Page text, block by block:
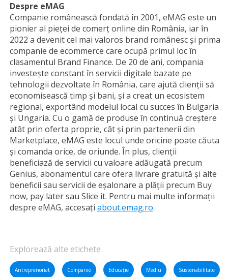
Despre eMAG
Companie românească fondată în 2001, eMAG este un
pionier al pieței de comerț online din România, iar în
2022 a devenit cel mai valoros brand românesc și prima
companie de ecommerce care ocupă primul loc în
clasamentul Brand Finance. De 20 de ani, compania
investește constant în servicii digitale bazate pe
tehnologii dezvoltate în România, care ajută clienții să
economisească timp și bani, și a creat un ecosistem
regional, exportând modelul local cu succes în Bulgaria
și Ungaria. Cu o gamă de produse în continuă creștere
atât prin oferta proprie, cât și prin partenerii din
Marketplace, eMAG este locul unde oricine poate căuta
și comanda orice, de oriunde. În plus, clienții
beneficiază de servicii cu valoare adăugată precum
Genius, abonamentul care ofera livrare gratuită și alte
beneficii sau servicii de eșalonare a plății precum Buy
now, pay later sau Slice it. Pentru mai multe informații
despre eMAG, accesați about.emag.ro.
Explorează alte etichete
Antreprenoriat Companie Educație Mediu Sustenabilitate